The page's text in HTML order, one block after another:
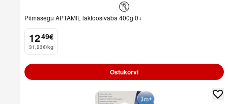
Piimasegu APTAMIL laktoosivaba 400g 0+
12
. 49€
31,23€/kg
Ostukorvi